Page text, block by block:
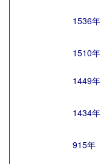
1536年
1510年
1449年
1434年
915年